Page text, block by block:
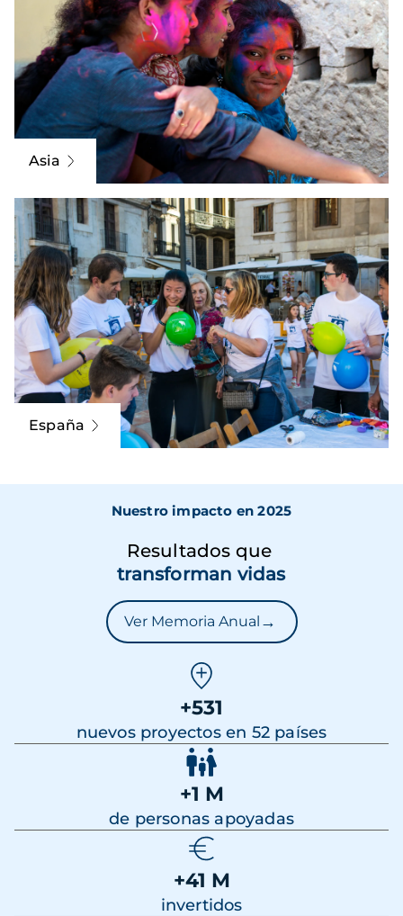
Asia
España
Nuestro impacto en 2025
Resultados que
transforman vidas
Ver Memoria Anual →
+531
nuevos proyectos en 52 países
+1 M
de personas apoyadas
+41 M
invertidos